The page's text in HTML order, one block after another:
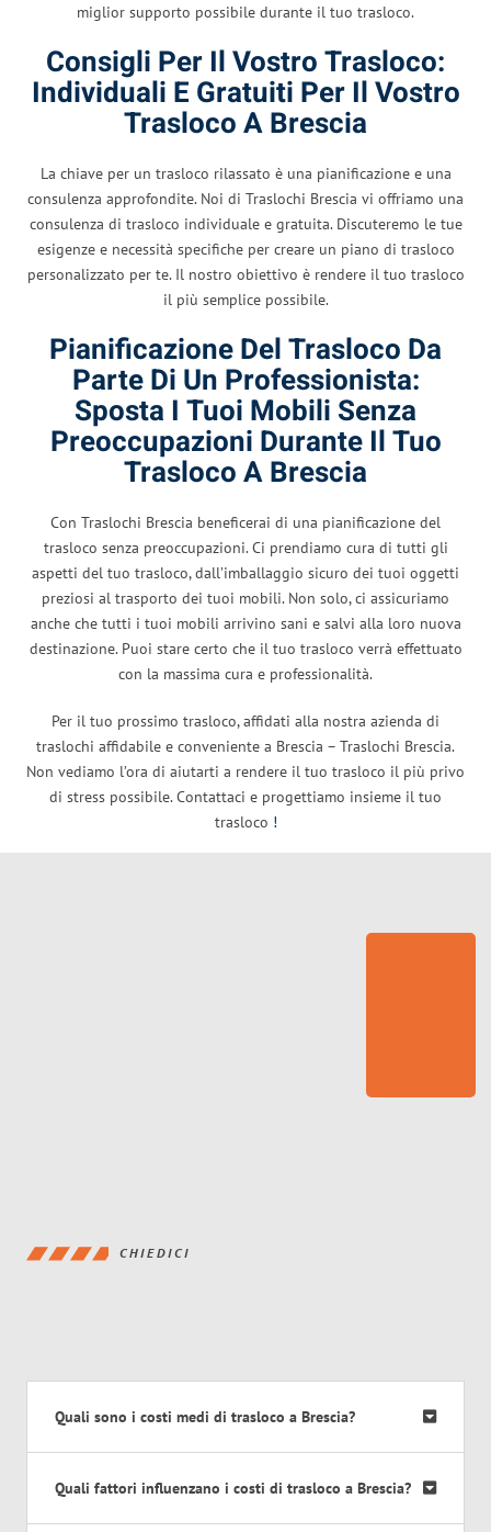
miglior supporto possibile durante il tuo trasloco.
Consigli Per Il Vostro Trasloco:
Individuali E Gratuiti Per Il Vostro
Trasloco A Brescia
La chiave per un trasloco rilassato è una pianificazione e una
consulenza approfondite. Noi di Traslochi Brescia vi offriamo una
consulenza di trasloco individuale e gratuita. Discuteremo le tue
esigenze e necessità specifiche per creare un piano di trasloco
personalizzato per te. Il nostro obiettivo è rendere il tuo trasloco
il più semplice possibile.
Pianificazione Del Trasloco Da
Parte Di Un Professionista:
Sposta I Tuoi Mobili Senza
Preoccupazioni Durante Il Tuo
Trasloco A Brescia
Con Traslochi Brescia beneficerai di una pianificazione del
trasloco senza preoccupazioni. Ci prendiamo cura di tutti gli
aspetti del tuo trasloco, dall’imballaggio sicuro dei tuoi oggetti
preziosi al trasporto dei tuoi mobili. Non solo, ci assicuriamo
anche che tutti i tuoi mobili arrivino sani e salvi alla loro nuova
destinazione. Puoi stare certo che il tuo trasloco verrà effettuato
con la massima cura e professionalità.
Per il tuo prossimo trasloco, affidati alla nostra azienda di
traslochi affidabile e conveniente a Brescia – Traslochi Brescia.
Non vediamo l’ora di aiutarti a rendere il tuo trasloco il più privo
di stress possibile. Contattaci e progettiamo insieme il tuo
trasloco !
CHIEDICI
Quali sono i costi medi di trasloco a Brescia?
Quali fattori influenzano i costi di trasloco a Brescia?